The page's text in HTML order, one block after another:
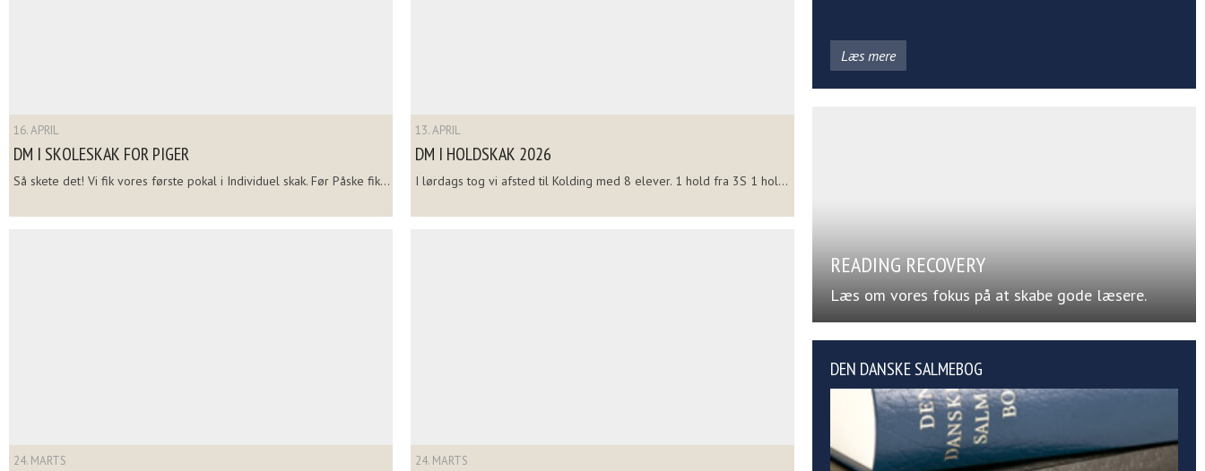
16. APRIL
DM I SKOLESKAK FOR PIGER
Så skete det! Vi fik vores første pokal i Individuel skak. Før Påske fik...
13. APRIL
DM I HOLDSKAK 2026
I lørdags tog vi afsted til Kolding med 8 elever. 1 hold fra 3S 1 hol...
24. MARTS 24. MARTS
Læs mere
READING RECOVERY
Læs om vores fokus på at skabe gode læsere.
DEN DANSKE SALMEBOG